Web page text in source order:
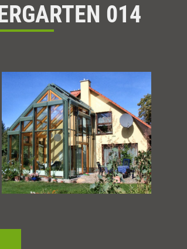
014